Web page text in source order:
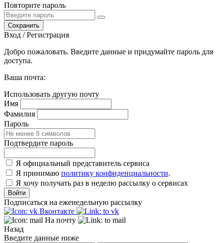
Повторите пароль
Сохранить
Вход / Регистрация
Добро пожаловать. Введите данные и придумайте пароль для
доступа.
Ваша почта:
Использовать другую почту
Имя
Фамилия
Пароль
Подтвердите пароль
Я официальный представитель сервиса
Я принимаю политику конфиденциальности.
Я хочу получать раз в неделю рассылку о сервисах
Войти
Подписаться на еженедельную рассылку
Вконтакте
На почту
Назад
Введите данные ниже